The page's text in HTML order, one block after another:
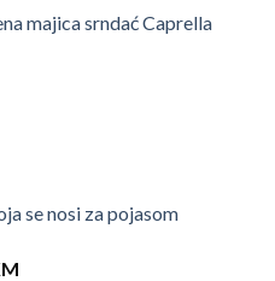
majica srndać Caprella
se nosi za pojasom
Current